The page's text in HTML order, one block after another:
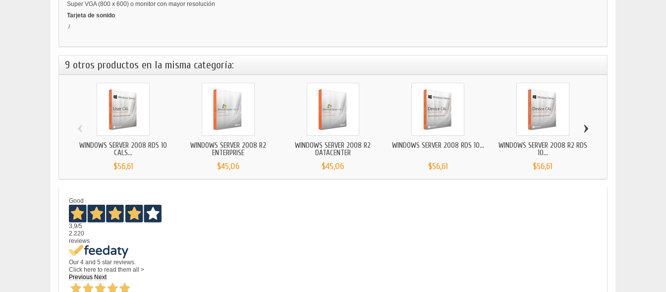
Super VGA (800 x 600) o monitor con mayor resolución
Tarjeta de sonido
/
9 otros productos en la misma categoría:
WINDOWS SERVER 2008 RDS 10
CALS...
$56,61
WINDOWS SERVER 2008 R2
ENTERPRISE
$45,06
WINDOWS SERVER 2008 R2
DATACENTER
$45,06
WINDOWS SERVER 2008 RDS 10...
$56,61
WINDOWS SERVER 2008 R2 RDS
10...
$56,61
‹ ›
Good
3,9/5
2.220
reviews
Our 4 and 5 star reviews.
Click here to read them all >
Previous Next